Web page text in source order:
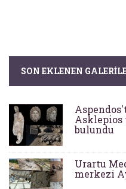
SON EKLENEN
Asklepios
bulundu
Urartu
merkezi